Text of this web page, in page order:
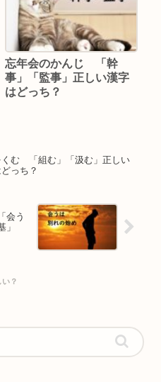
忘年会のかんじ 「幹
事」「監事」正しい漢字
はどっち？
くむ 「組む」「汲む」正しい
っち？
会う
」
？